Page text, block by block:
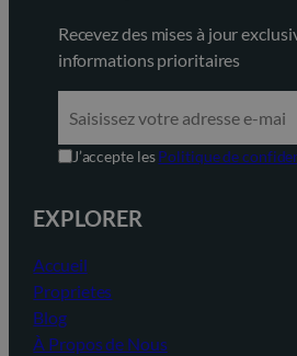
Recevez des mises à jour
informations prioritaires
J’accepte lesPolitique de
EXPLORER
Accueil
Proprietes
Blog
À Propos de Nous